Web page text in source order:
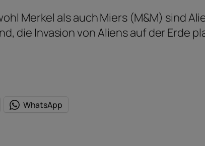
Merkel als auch Miers (M&M) sind
die Invasion von Aliens auf der Erde
WhatsApp